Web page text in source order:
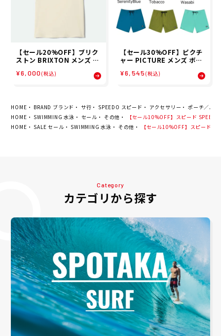
【セール20%OFF】ブリク
ストン BRIXTON メンズ 半
STD 17496 26SP
¥6,000 (税込)
【セール30%OFF】ピクチ
ャー PICTURE メンズ ボー
U 15 BRDS MBS0076 26S
¥6,545 (税込)
HOME BRAND ブランド サ行 SPEEDO スピード アクセサリー
ポーチ／バ
HOME
SWIMMING 水泳 セール その他
【セール10%OFF】スピード
HOME
SALE セール SWIMMING 水泳 その他 【セール10%OFF】スピード
Category
カテゴリから探す